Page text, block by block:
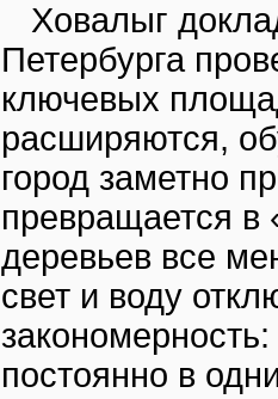
Ховалыг
Петербурга
ключевых
расширяются,
город заметно
превращается в
деревьев все
свет и воду
постоянно в